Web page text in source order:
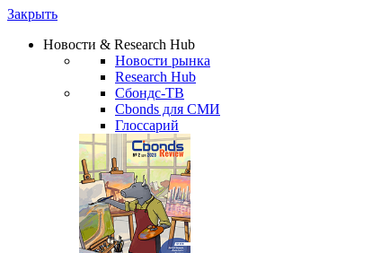
Надстройка XLS
Сбондс Люди
Новости & Research Hub
Новости рынка
Research Hub
Сбондс-ТВ
Cbonds для СМИ
Глоссарий